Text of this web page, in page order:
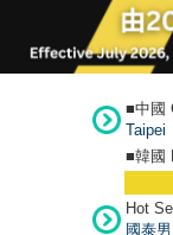
■中國
Taipei
■韓國
Hot
國泰